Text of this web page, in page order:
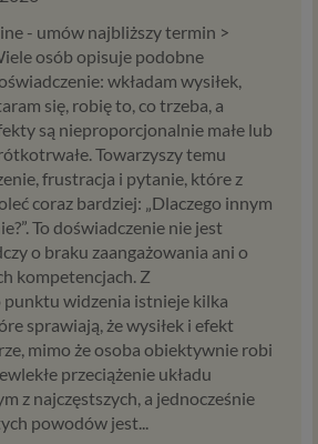
- umów najbliższy termin >
osób opisuje podobne
wkładam wysiłek,
się, robię to, co trzeba, a
są nieproporcjonalnie małe lub
Towarzyszy temu
frustracja i pytanie, które z
coraz bardziej: „Dlaczego innym
To doświadczenie nie jest
o braku zaangażowania ani o
kompetencjach. Z
punktu widzenia istnieje kilka
sprawiają, że wysiłek i efekt
mimo że osoba obiektywnie robi
przeciążenie układu
z najczęstszych, a jednocześnie
powodów jest...
danych dotyczy
ich przetwarzanie jest
uwagi na nasze usprawiedliwione
między innymi konieczność
usługi (np.
do Twojego konta nie loguje się
osoba), dokonanie pomiarów
ulepszania naszych usług i
do potrzeb i wygody
personalizowanie treści w
prowadzenie marketingu i
usług administratora
serwisie administratora (np. jeśli
psychologią dziecka i oglądasz
temat w Psychorada.pl to możemy
na podobny temat).
zgoda. Aby móc pokazać